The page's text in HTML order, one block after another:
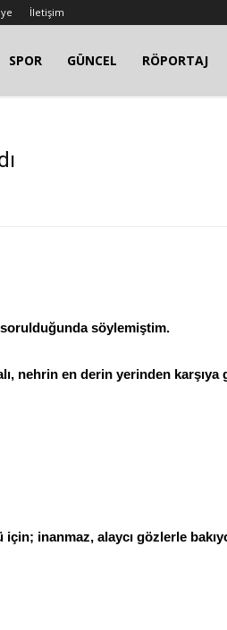
İletişim
SPOR GÜNCEL RÖPORTAJ
söylemiştim.
nehrin en derin yerinden karşıya
inanmaz, alaycı gözlerle